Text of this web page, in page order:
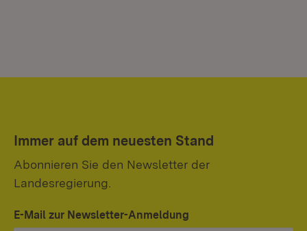
Immer auf dem neuesten Stand
Abonnieren Sie den Newsletter der
Landesregierung.
E-Mail zur Newsletter-Anmeldung